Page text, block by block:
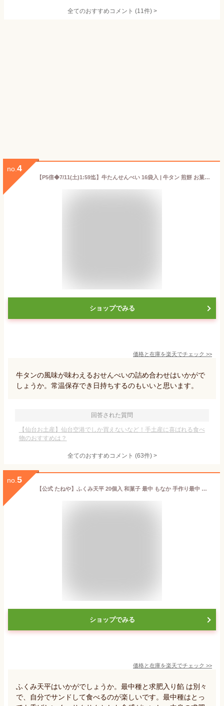
全てのおすすめコメント (11件) >
no. 4
【P5倍◆7/11(土)1:59迄】牛たんせんべい 16袋入 | 牛タン 煎餅 お菓子 おやつ おつまみ 肉ギフト お肉 牛肉 誕生日プレゼント 贈り物 贈答用 お取り寄せグルメ お土産 食品 食べ物 内祝い お中元 御中元 夏ギフト 暑中見舞い 残暑見舞い 仙台 宮城 F-2
ショップでみる
価格と在庫を楽天でチェック >>
牛タンの風味が味わえるおせんべいの詰め合わせはいかがで
しょうか。常温保存でき日持ちするのもいいと思います。
回答された質問
【仙台お土産】仙台空港でしか買えないなど！手土産に喜ばれる食べ
物のおすすめは？
全てのおすすめコメント (63件) >
no. 5
【公式 たねや】ふくみ天平 20個入 和菓子 最中 もなか 手作り最中 お歳暮 お年賀 お中元 御中元 母の日 父の日 敬老の日 お菓子 和菓子
ショップでみる
価格と在庫を楽天でチェック >>
ふくみ天平はいかがでしょうか。最中種と求肥入り餡 は別々
で、自分でサンドして食べるのが楽しいです。最中種はとっ